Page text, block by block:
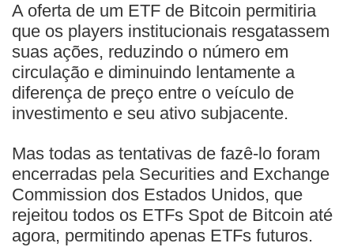
A oferta de um ETF de Bitcoin permitiria
que os players institucionais resgatassem
suas ações, reduzindo o número em
circulação e diminuindo lentamente a
diferença de preço entre o veículo de
investimento e seu ativo subjacente.
Mas todas as tentativas de fazê-lo foram
encerradas pela Securities and Exchange
Commission dos Estados Unidos, que
rejeitou todos os ETFs Spot de Bitcoin até
agora, permitindo apenas ETFs futuros.